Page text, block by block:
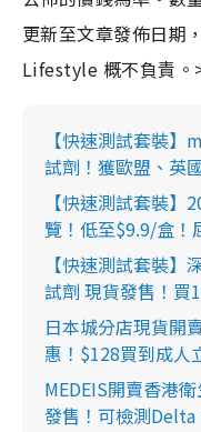
更新至文章發佈日期
Lifestyle 概不負責。
【快速測試套裝
試劑！獲歐盟、英
【快速測試套裝
覽！低至$9.9/盒
【快速測試套裝
試劑 現貨發售！買
日本城分店現貨開
惠！$128買到成人
MEDEIS開賣香港
發售！可檢測